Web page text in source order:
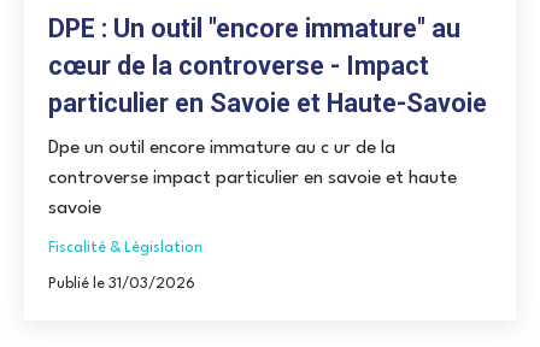
DPE : Un outil "encore immature" au
cœur de la controverse - Impact
particulier en Savoie et Haute-Savoie
Dpe un outil encore immature au c ur de la
controverse impact particulier en savoie et haute
savoie
Fiscalité & Législation
Publié le 31/03/2026